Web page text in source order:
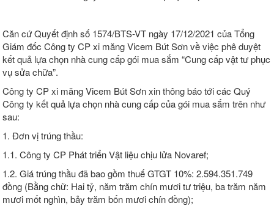
Căn cứ Quyết định số 1574/BTS-VT ngày 17/12/2021 của Tổng
Giám đốc Công ty CP xi măng Vicem Bút Sơn về việc phê duyệt
kết quả lựa chọn nhà cung cấp gói mua sắm “Cung cấp vật tư phục
vụ sửa chữa”.
Công ty CP xi măng Vicem Bút Sơn xin thông báo tới các Quý
Công ty kết quả lựa chọn nhà cung cấp của gói mua sắm trên như
sau:
1. Đơn vị trúng thầu:
1.1. Công ty CP Phát triển Vật liệu chịu lửa Novaref;
1.2. Giá trúng thầu đã bao gồm thuế GTGT 10%: 2.594.351.749
đồng (Bằng chữ: Hai tỷ, năm trăm chín mươi tư triệu, ba trăm năm
mươi mốt nghìn, bảy trăm bốn mươi chín đồng);